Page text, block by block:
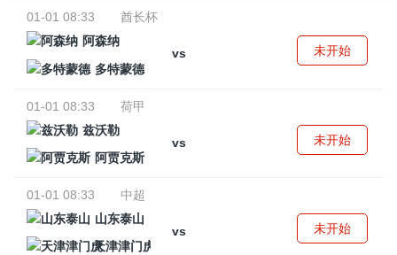
01-01 08:33
酋长杯
阿森纳
vs
多特蒙德
未开始
01-01 08:33
荷甲
兹沃勒
vs
阿贾克斯
未开始
01-01 08:33
中超
山东泰山
vs
天津津门虎
未开始